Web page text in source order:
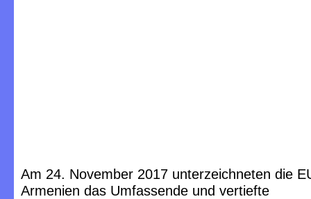
Am 24. November 2017 unterzeichneten die
Armenien das Umfassende und vertiefte